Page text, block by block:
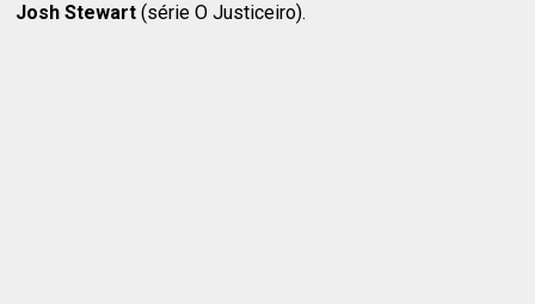
Josh Stewart(série O Justiceiro).